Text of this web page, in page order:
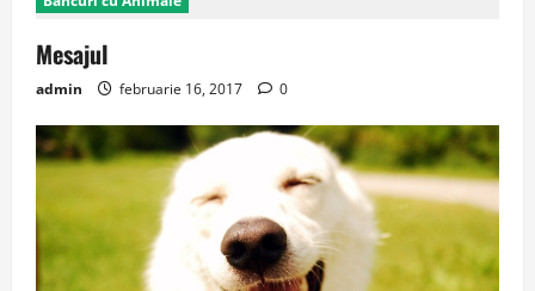
Mesajul
admin februarie 16, 2017 0